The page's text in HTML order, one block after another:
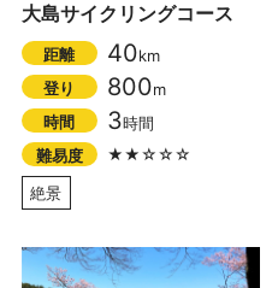
大島サイクリングコース
距離 40km
登り
800m
時間
3時間
難易度
★★☆☆☆
絶景